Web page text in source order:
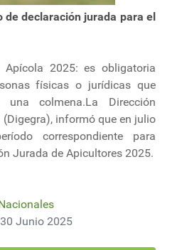
de declaración jurada para el
Apícola 2025: es obligatoria
físicas o jurídicas que
colmena.La Dirección
(Digegra), informó que en julio
correspondiente para
Jurada de Apicultores 2025.
Junio 2025